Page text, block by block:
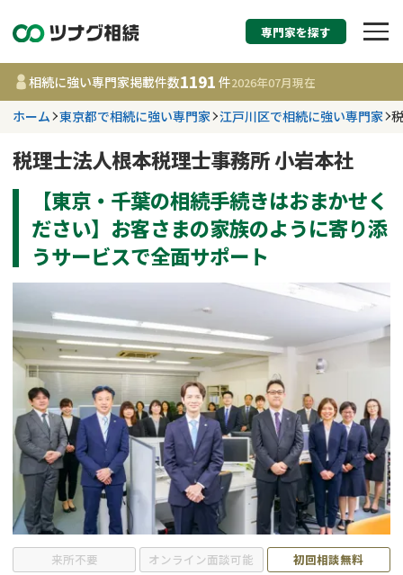
相続税申告・相続手
す
都道府県を選択
事務所 1191
件
更新日 :
2026年07月21日
遺言書作成・遺言執行
相続登記
遺留分侵害額請求
相続手続き
家族信託
贈与税
コラム
相続手続き
遺言
遺産分割
不動産の相続
専門家を探す
相続に強い専門家掲載件数1191 件2026年07月現在
ホーム 東京都で相続に強い専門家 江戸川区で相続に強い専門家
税理士法人根本税理士事務所 小岩本社
【東京・千葉の相続手続きはおまかせく
ださい】お客さまの家族のように寄り添
うサービスで全面サポート
来所不要 オンライン面談可能
初回相談無料